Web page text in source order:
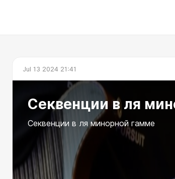
Jul 13 2024 21:41
Секвенции в ля
Секвенции в ля минорной гамме